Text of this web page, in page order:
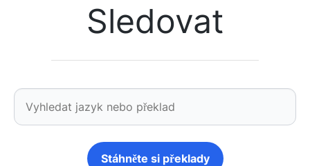
Sledovat
Stáhněte si překlady